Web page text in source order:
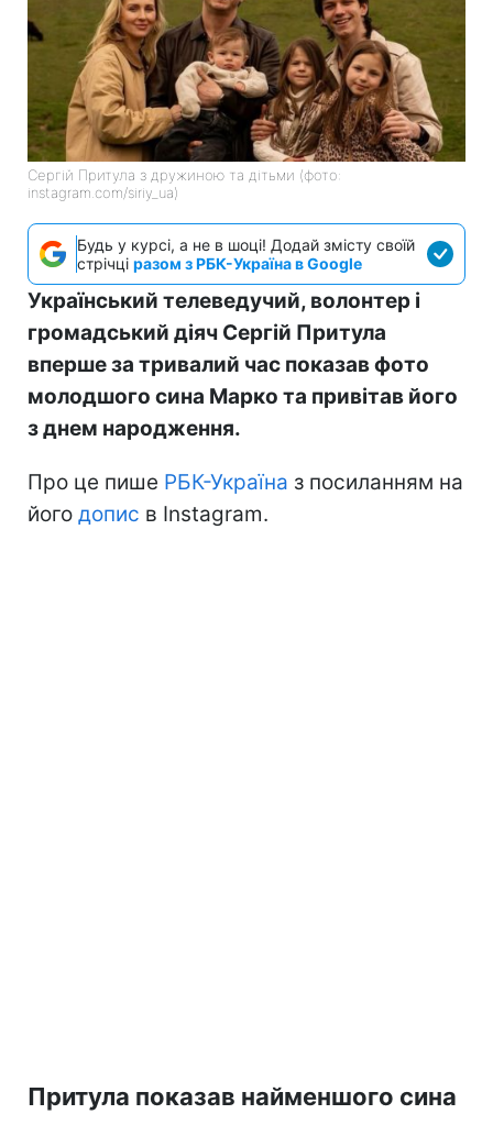
Сергій Притула з дружиною та дітьми (фото:
instagram.com/siriy_ua)
Будь у курсі, а не в шоці! Додай змісту своїй
стрічці разом з РБК-Україна в Google
Український телеведучий, волонтер і
громадський діяч Сергій Притула
вперше за тривалий час показав фото
молодшого сина Марко та привітав його
з днем народження.
Про це пише РБК-Україна з посиланням на
його допис в Instagram.
Притула показав найменшого сина